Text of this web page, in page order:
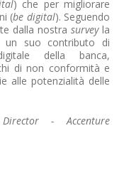
) che per migliorare
(be digital). Seguendo
dalla nostra surveyla
un suo contributo di
della banca,
di non conformità e
alle potenzialità delle
- Accenture